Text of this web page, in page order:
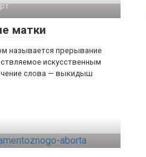
матки
называется прерывание
искусственным
слова — выкидыш